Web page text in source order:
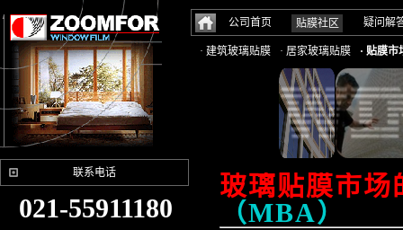
公司首页 贴膜社区 疑问解
· 建筑玻璃贴膜 · 居家玻璃贴膜 · 贴膜市
联系电话
021-55911180
玻璃贴膜市场
（MBA）